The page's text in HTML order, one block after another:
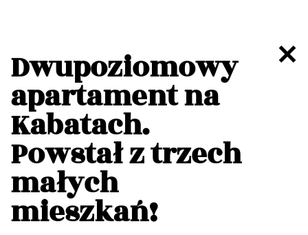
Dwupoziomowy
apartament na
Kabatach.
Powstał z trzech
małych
mieszkań!